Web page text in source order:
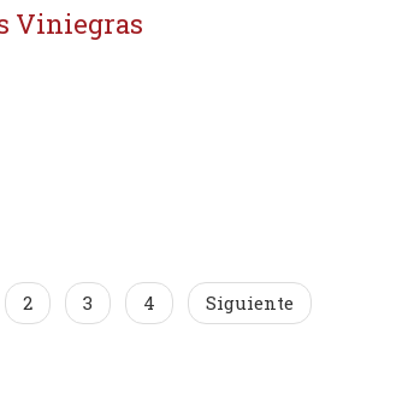
Viniegras
2 3 4 Siguiente